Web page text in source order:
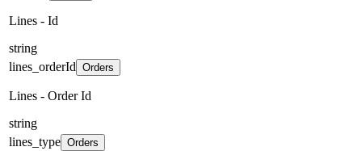
Lines - Id
string
lines_orderId Orders
Lines - Order Id
string
lines_type Orders